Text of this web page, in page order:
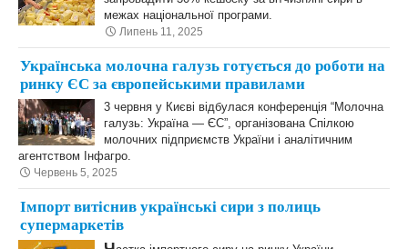
межах національної програми.
Липень 11, 2025
Українська молочна галузь готується до роботи на
ринку ЄС за європейськими правилами
3 червня у Києві відбулася конференція “Молочна
галузь: Україна — ЄС”, організована Спілкою
молочних підприємств України і аналітичним
агентством Інфагро.
Червень 5, 2025
Імпорт витіснив українські сири з полиць
супермаркетів